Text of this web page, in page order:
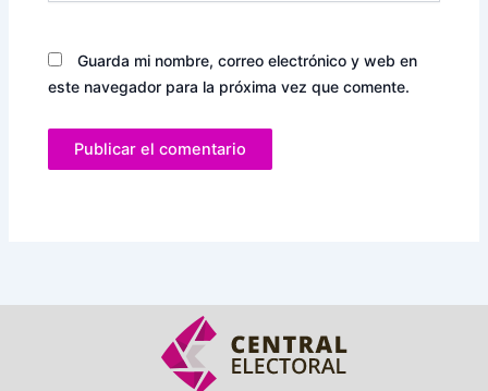
Guarda mi nombre, correo electrónico y web en
este navegador para la próxima vez que comente.